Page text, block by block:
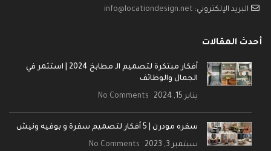
البريد الإلكتروني: info@locationdesign.net
أحدث المقالات
أفكار مبتكرة لتصميم الـ مطابخ 2024 | استثمر في
الجمال والوظائف
يناير 15, 2024 No Comments
سفره مودرن | 5 أفكار لتصميم سفرة و بوفيه ونيش
سبتمبر 3, 2023 No Comments